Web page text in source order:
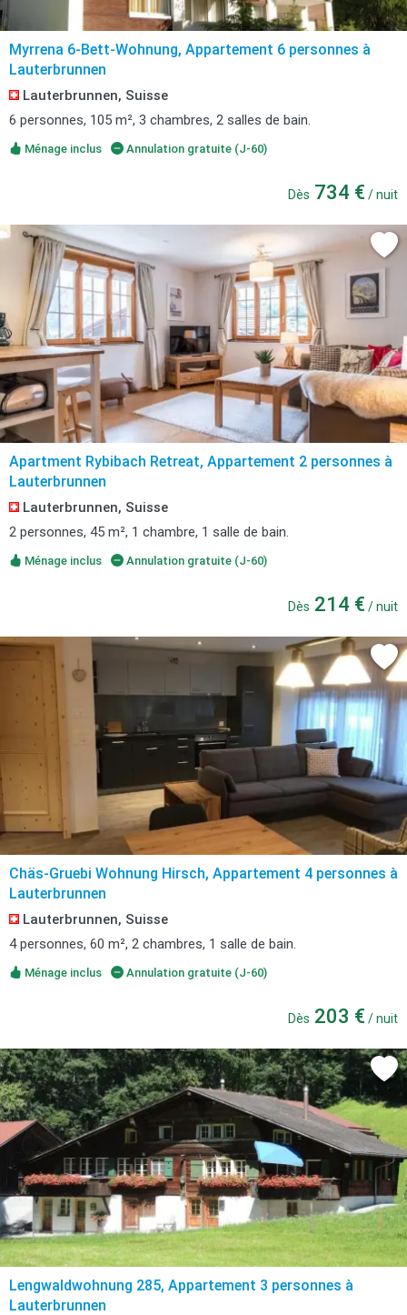
Myrrena 6-Bett-Wohnung, Appartement 6 personnes à
Lauterbrunnen
Lauterbrunnen, Suisse
6 personnes, 105 m², 3 chambres, 2 salles de bain.
Ménage inclus Annulation gratuite (J-60)
Dès 734 € / nuit
Apartment Rybibach Retreat, Appartement 2 personnes à
Lauterbrunnen
Lauterbrunnen, Suisse
2 personnes, 45 m², 1 chambre, 1 salle de bain.
Ménage inclus Annulation gratuite (J-60)
Dès 214 € / nuit
Chäs-Gruebi Wohnung Hirsch, Appartement 4 personnes à
Lauterbrunnen
Lauterbrunnen, Suisse
4 personnes, 60 m², 2 chambres, 1 salle de bain.
Ménage inclus Annulation gratuite (J-60)
Dès 203 € / nuit
Lengwaldwohnung 285, Appartement 3 personnes à
Lauterbrunnen